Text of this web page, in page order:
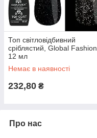
Топ світловідбивний
сріблястий, Global Fashion,
12 мл
Немає в наявності
232,80 ₴
Про нас